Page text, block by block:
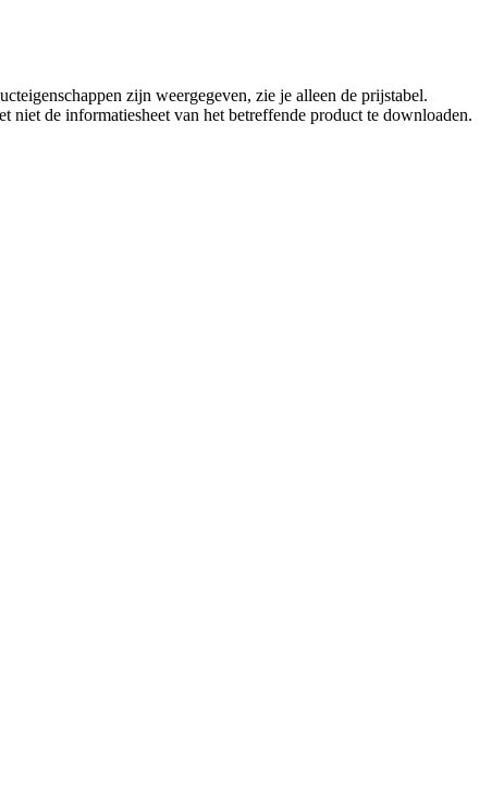
zijn weergegeven, zie je alleen de prijstabel.
niet de informatiesheet van het betreffende product te downloaden.